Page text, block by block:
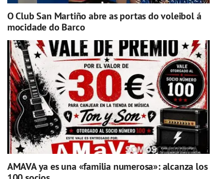
O Club San Martiño abre as portas do voleibol á
mocidade do Barco
AMAVA ya es una «familia numerosa»: alcanza los